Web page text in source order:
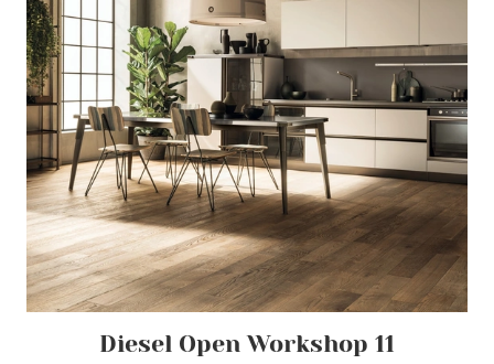
Diesel Open Workshop 11